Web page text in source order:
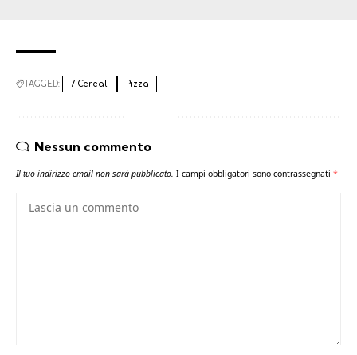
TAGGED: 7 Cereali Pizza
Nessun commento
Il tuo indirizzo email non sarà pubblicato. I campi obbligatori sono contrassegnati *